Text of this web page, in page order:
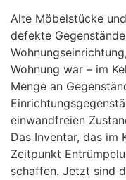
Alte Möbelstücke
defekte
Wohnung war – im
Menge an
einwandfreien
Das Inventar, das im
Zeitpunkt
schaffen. Jetzt sind